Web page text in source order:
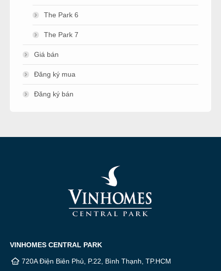
The Park 6
The Park 7
Giá bán
Đăng ký mua
Đăng ký bán
VINHOMES CENTRAL PARK
720A Điện Biên Phủ, P.22, Bình Thạnh, TP.HCM